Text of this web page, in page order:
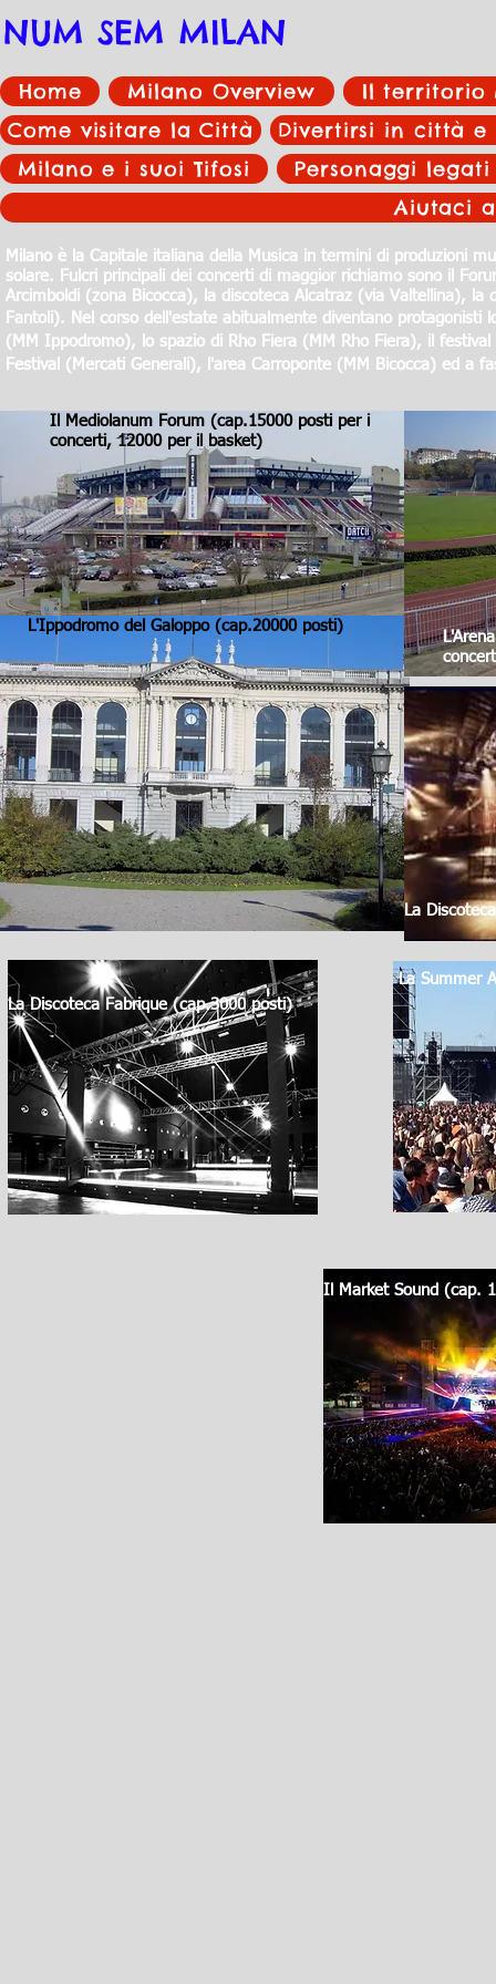
NUM SEM MILAN
Home Milano Overview
Il territorio
Come visitare la Città
Divertirsi in città
Milano e i suoi Tifosi
Personaggi
Aiutaci
Milano è la Capitale italiana della Musica in termini di produzioni
solare. Fulcri principali dei concerti di maggior richiamo sono il
Arcimboldi (zona Bicocca), la discoteca Alcatraz (via Valtellina),
Fantoli). Nel corso dell'estate abitualmente diventano protagonisti
(MM Ippodromo), lo spazio di Rho Fiera (MM Rho Fiera), il
Festival (Mercati Generali), l'area Carroponte (MM Bicocca) ed a
Il Mediolanum Forum (cap.15000 posti per i
concerti, 12000 per il basket)
La
L'Ippodromo del Galoppo (cap.20000 posti)
La Discoteca Fabrique (cap.3000 posti)
La Summer
Il Market Sound (cap.